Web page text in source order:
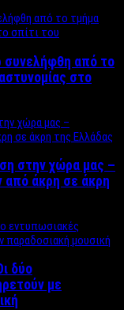
από το
στο
στην χώρα μας –
από άκρη σε άκρη
δύο
με